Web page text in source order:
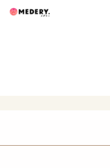
うまい肉